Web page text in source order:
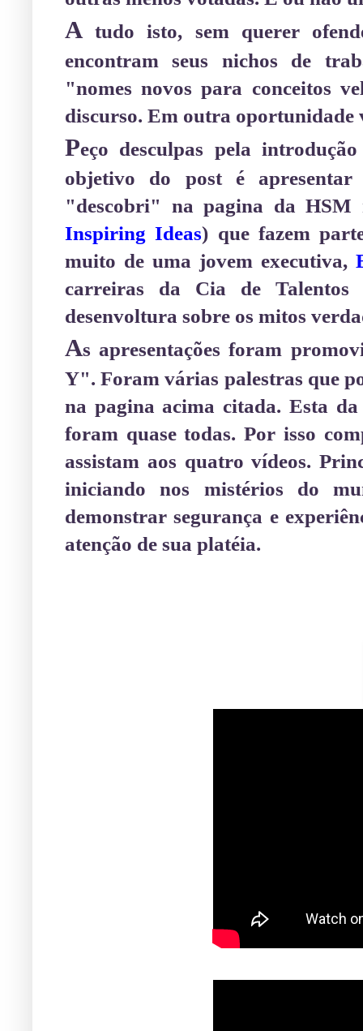
A tudo isto, sem querer
encontram seus nichos de
"nomes novos para conceitos
discurso. Em outra oportunidade
Peço desculpas pela
objetivo do post é
"descobri" na pagina da HSM
Inspiring Ideas) que fazem
muito de uma jovem executiva,
carreiras da Cia de
desenvoltura sobre os mitos
As apresentações foram
Y". Foram várias palestras que
na pagina acima citada. Esta
foram quase todas. Por isso
assistam aos quatro vídeos.
iniciando nos mistérios do
demonstrar segurança e
atenção de sua platéia.